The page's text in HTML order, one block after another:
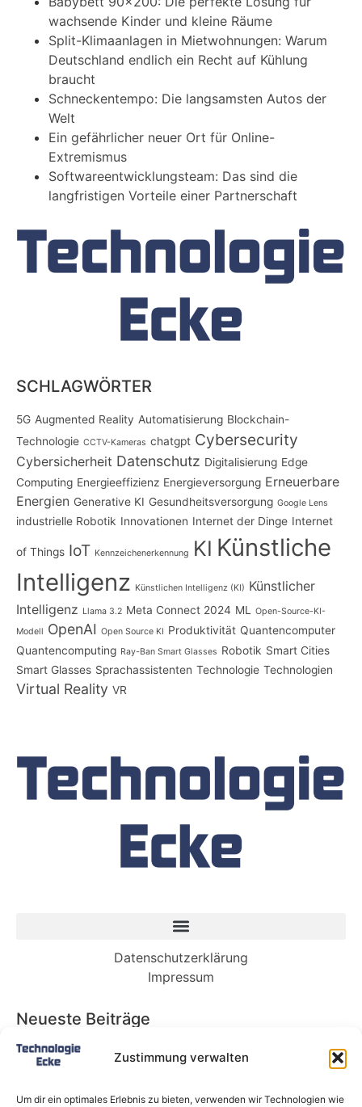
Zustimmung verwalten
Um dir ein optimales Erlebnis zu bieten, verwenden wir Technologien wie
wachsende Kinder und kleine Räume
Split-Klimaanlagen in Mietwohnungen: Warum
Deutschland endlich ein Recht auf Kühlung
braucht
Schneckentempo: Die langsamsten Autos der
Welt
Ein gefährlicher neuer Ort für Online-
Extremismus
Softwareentwicklungsteam: Das sind die
langfristigen Vorteile einer Partnerschaft
SCHLAGWÖRTER
5G Augmented Reality Automatisierung Blockchain-
Technologie CCTV-Kameras chatgpt Cybersecurity
Cybersicherheit Datenschutz Digitalisierung Edge
Computing Energieeffizienz Energieversorgung Erneuerbare
Energien Generative KI Gesundheitsversorgung Google Lens
industrielle Robotik Innovationen Internet der Dinge Internet
of Things IoT Kennzeichenerkennung KI Künstliche
Intelligenz Künstlichen Intelligenz (KI) Künstlicher
Intelligenz Llama 3.2 Meta Connect 2024 ML
Open-Source-KI-
Modell OpenAI Open Source KI Produktivität Quantencomputer
Quantencomputing Ray-Ban Smart Glasses Robotik Smart Cities
Smart Glasses Sprachassistenten Technologie Technologien
Virtual Reality VR
Datenschutzerklärung
Impressum
Neueste Beiträge
Babybett 90×200: Die perfekte Lösung für
wachsende Kinder und kleine Räume